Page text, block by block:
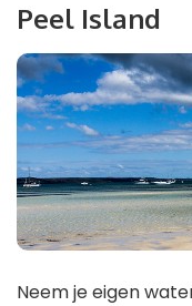
Peel Island
Neem je eigen